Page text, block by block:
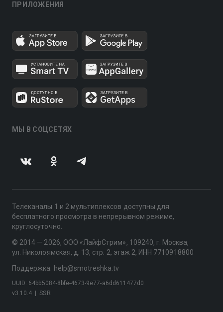
ПРИЛОЖЕНИЯ
МЫ В СОЦСЕТЯХ
Телеканалы 1 и 2 мультиплексов доступны для
бесплатного просмотра в непрерывном режиме,
круглосуточно.
© 2014 — 2026, ООО «ЛайфСтрим», 109240, г. Москва,
ул. Николоямская, д. 13, стр. 2, этаж 2, ИНН 7710918800
Поддержка: help@smotreshka.tv
v3.10.4 SSR
UUID: 64bb5084-8bfe-4673-9e77-a6dd611477d0